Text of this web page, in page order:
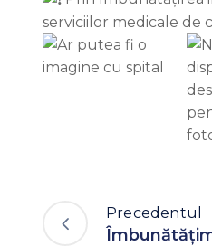
serviciilor medicale de
Precedentul